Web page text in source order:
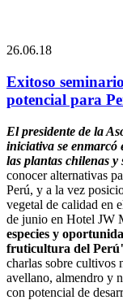
26.06.18
Exitoso
potencial para
El presidente de la
iniciativa se enmarcó
las plantas chilenas y
conocer alternativas
Perú, y a la vez
vegetal de calidad en
de junio en Hotel JW
especies​ y
fruticultura del
charlas sobre cultivos
avellano, almendro​ y
con potencial de